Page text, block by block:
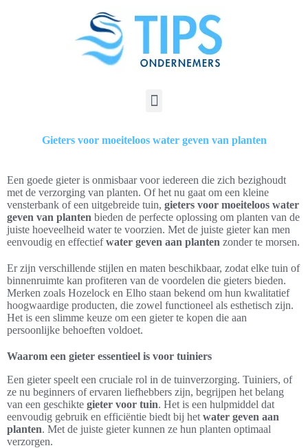
Gieters voor moeiteloos water geven van planten
Een goede gieter is onmisbaar voor iedereen die zich bezighoudt
met de verzorging van planten. Of het nu gaat om een kleine
vensterbank of een uitgebreide tuin, gieters voor moeiteloos water
geven van planten bieden de perfecte oplossing om planten van de
juiste hoeveelheid water te voorzien. Met de juiste gieter kan men
eenvoudig en effectiefwater geven aan planten zonder te morsen.
Er zijn verschillende stijlen en maten beschikbaar, zodat elke tuin of
binnenruimte kan profiteren van de voordelen die gieters bieden.
Merken zoals Hozelock en Elho staan bekend om hun kwalitatief
hoogwaardige producten, die zowel functioneel als esthetisch zijn.
Het is een slimme keuze om een gieter te kopen die aan
persoonlijke behoeften voldoet.
Waarom een gieter essentieel is voor tuiniers
Een gieter speelt een cruciale rol in de tuinverzorging. Tuiniers, of
ze nu beginners of ervaren liefhebbers zijn, begrijpen het belang
van een geschikte gieter voor tuin. Het is een hulpmiddel dat
eenvoudig gebruik en efficiëntie biedt bij het water geven aan
planten. Met de juiste gieter kunnen ze hun planten optimaal
verzorgen.